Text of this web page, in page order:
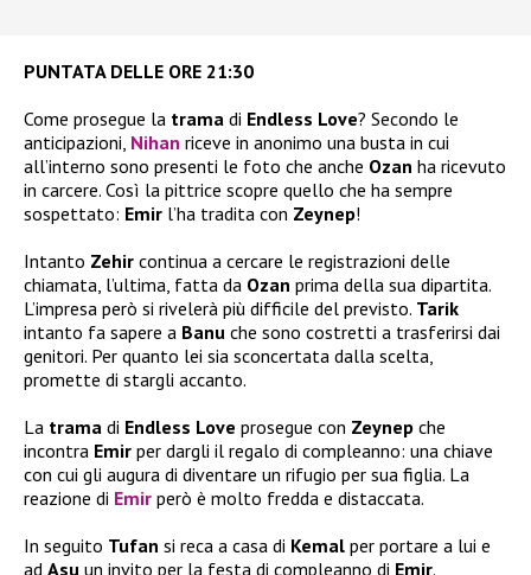
PUNTATA DELLE ORE 21:30
Come prosegue la trama di Endless Love? Secondo le
anticipazioni, Nihan riceve in anonimo una busta in cui
all’interno sono presenti le foto che anche Ozan ha ricevuto
in carcere. Così la pittrice scopre quello che ha sempre
sospettato: Emir l’ha tradita con Zeynep!
Intanto Zehir continua a cercare le registrazioni delle
chiamata, l’ultima, fatta da Ozan prima della sua dipartita.
L’impresa però si rivelerà più difficile del previsto. Tarik
intanto fa sapere a Banu che sono costretti a trasferirsi dai
genitori. Per quanto lei sia sconcertata dalla scelta,
promette di stargli accanto.
La trama di Endless Love prosegue con Zeynep che
incontra Emir per dargli il regalo di compleanno: una chiave
con cui gli augura di diventare un rifugio per sua figlia. La
reazione di Emir però è molto fredda e distaccata.
In seguito Tufan si reca a casa di Kemal per portare a lui e
ad Asu un invito per la festa di compleanno di Emir.